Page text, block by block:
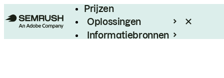
Prijzen
Oplossingen
Informatiebronnen